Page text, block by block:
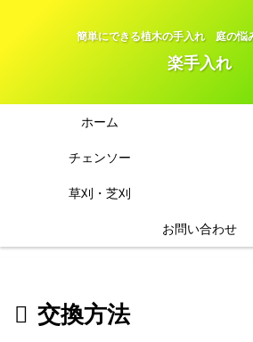
簡単にできる植木の手入れ 庭の悩
楽手入れ
ホーム
チェンソー
草刈・芝刈
お問い合わせ
交換方法